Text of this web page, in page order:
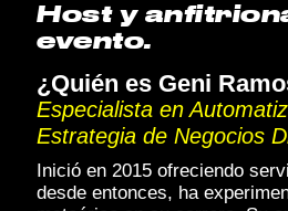
Host y
evento.
¿Quién es Geni
Especialista en
Estrategia de Negocios
Inició en 2015 ofreciendo
desde entonces, ha